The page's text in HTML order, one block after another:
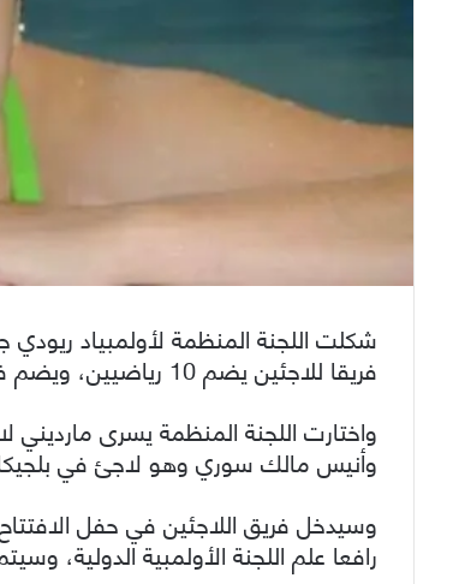
شكلت اللجنة المنظمة لأولمبياد ريودي
فريقا للاجئين يضم 10 رياضيين، ويضم في صفوفه لاعبين اثنين من أصل سوري.
واختارت اللجنة المنظمة يسرى
وأنيس مالك سوري وهو لاجئ في
وسيدخل فريق اللاجئين في حفل
رافعا علم اللجنة الأولمبية الدولية،